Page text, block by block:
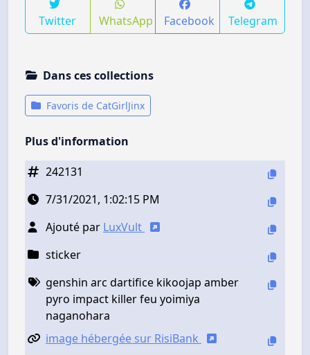
Twitter WhatsApp Facebook Telegram
Dans ces collections
Favoris de CatGirlJinx
Plus d'information
242131
7/31/2021, 1:02:15 PM
Ajouté par LuxVult
sticker
genshin arc dartifice kikoojap amber
pyro impact killer feu yoimiya
naganohara
image hébergée sur RisiBank